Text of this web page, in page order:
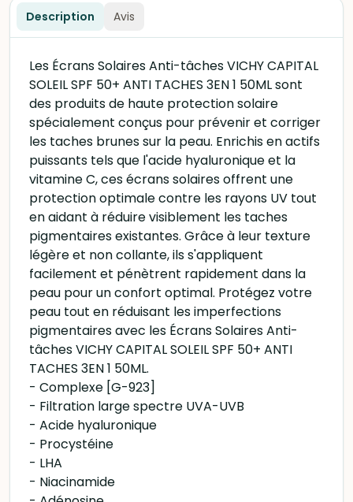
Description Avis
Les Écrans Solaires Anti-tâches VICHY CAPITAL
SOLEIL SPF 50+ ANTI TACHES 3EN 1 50ML sont
des produits de haute protection solaire
spécialement conçus pour prévenir et corriger
les taches brunes sur la peau. Enrichis en actifs
puissants tels que l'acide hyaluronique et la
vitamine C, ces écrans solaires offrent une
protection optimale contre les rayons UV tout
en aidant à réduire visiblement les taches
pigmentaires existantes. Grâce à leur texture
légère et non collante, ils s'appliquent
facilement et pénètrent rapidement dans la
peau pour un confort optimal. Protégez votre
peau tout en réduisant les imperfections
pigmentaires avec les Écrans Solaires Anti-
tâches VICHY CAPITAL SOLEIL SPF 50+ ANTI
TACHES 3EN 1 50ML.
- Complexe [G-923]
- Filtration large spectre UVA-UVB
- Acide hyaluronique
- Procystéine
- LHA
- Niacinamide